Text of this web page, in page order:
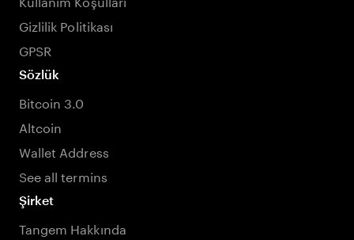
Gizlilik Politikası
GPSR
Sözlük
Bitcoin 3.0
Altcoin
Wallet Address
See all termins
Şirket
Tangem Hakkında